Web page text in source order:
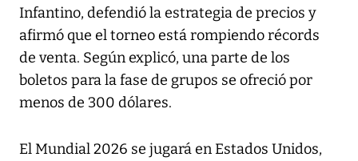
Infantino, defendió la estrategia de precios y
afirmó que el torneo está rompiendo récords
de venta. Según explicó, una parte de los
boletos para la fase de grupos se ofreció por
menos de 300 dólares.
El Mundial 2026 se jugará en Estados Unidos,